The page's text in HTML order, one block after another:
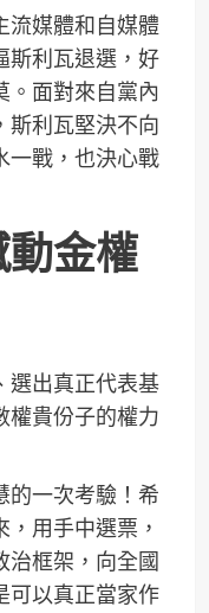
流媒體和自媒體
斯利瓦退選，好
。面對來自黨內
斯利瓦堅決不向
一戰，也決心戰
金權
選出真正代表基
權貴份子的權力
的一次考驗！希
用手中選票，
治框架，向全國
可以真正當家作